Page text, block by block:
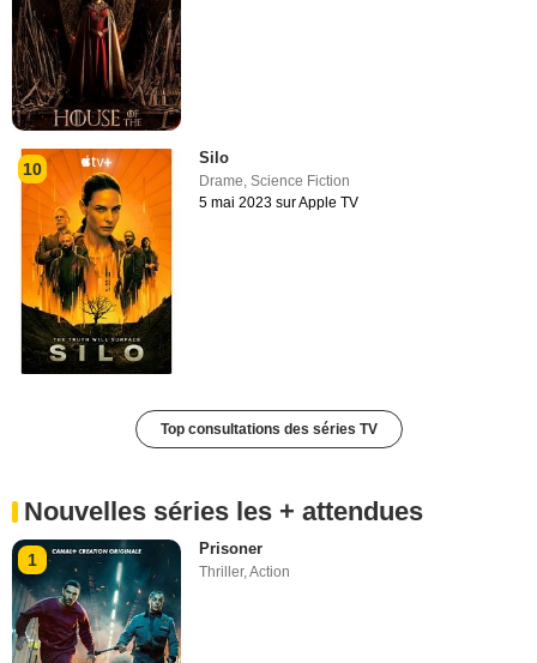
10
Silo
Drame ,Science Fiction
5 mai 2023 sur Apple TV
Top consultations des séries TV
Nouvelles séries les + attendues
1
Prisoner
Thriller,Action